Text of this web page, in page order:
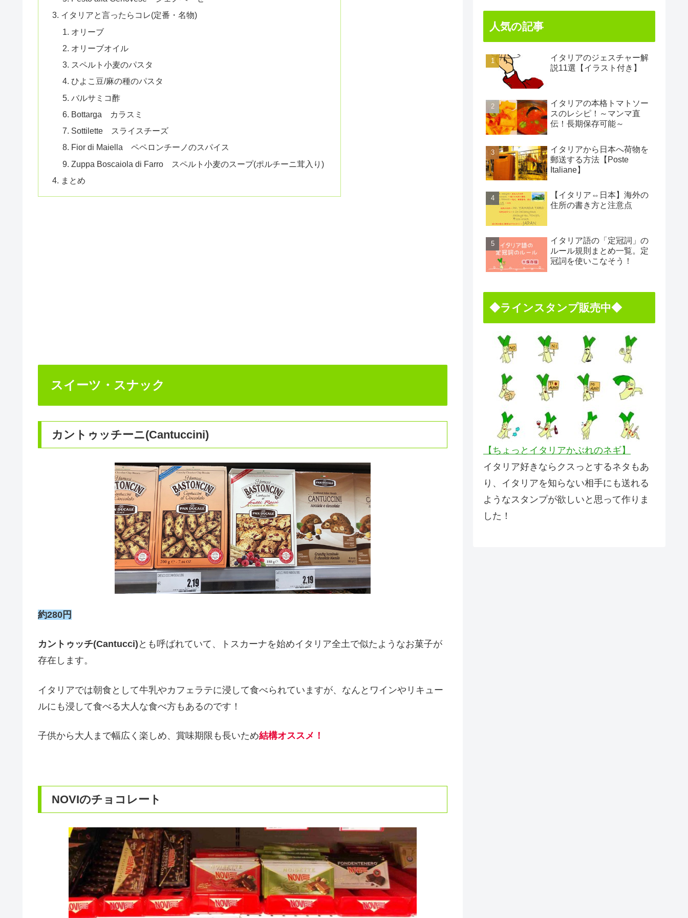
イタリアと言ったらコレ(定番・名物)
オリーブ
オリーブオイル
スペルト小麦のパスタ
ひよこ豆/麻の種のパスタ
バルサミコ酢
Bottarga カラスミ
Sottilette スライスチーズ
Fior di Maiella ペペロンチーノのスパイス
Zuppa Boscaiola di Farro スペルト小麦のスープ(ポルチーニ茸入り)
まとめ
スイーツ・スナック
カントゥッチーニ(Cantuccini)
約280円
カントゥッチ(Cantucci) とも呼ばれていて、トスカーナを始めイタリア全土で似たようなお菓子が
存在します。
イタリアでは朝食として牛乳やカフェラテに浸して食べられていますが、なんとワインやリキュー
ルにも浸して食べる大人な食べ方もあるのです！
子供から大人まで幅広く楽しめ、賞味期限も長いため結構オススメ！
NOVIのチョコレート
人気の記事
イタリアのジェスチャー解
説11選【イラスト付き】
イタリアの本格トマトソー
スのレシピ！～マンマ直
伝！長期保存可能～
イタリアから日本へ荷物を
郵送する方法【Poste
Italiane】
【イタリア⇔日本】海外の
住所の書き方と注意点
イタリア語の「定冠詞」の
ルール規則まとめ一覧。定
冠詞を使いこなそう！
◆ラインスタンプ販売中◆
【ちょっとイタリアかぶれのネギ】
イタリア好きならクスっとするネタもあ
り、イタリアを知らない相手にも送れる
ようなスタンプが欲しいと思って作りま
した！